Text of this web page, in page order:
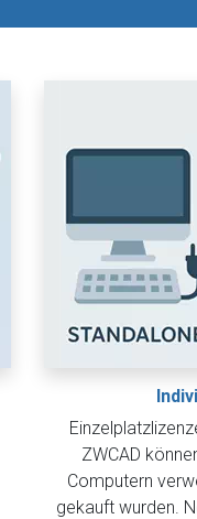
ZWCAD
Computern
gekauft wurden.